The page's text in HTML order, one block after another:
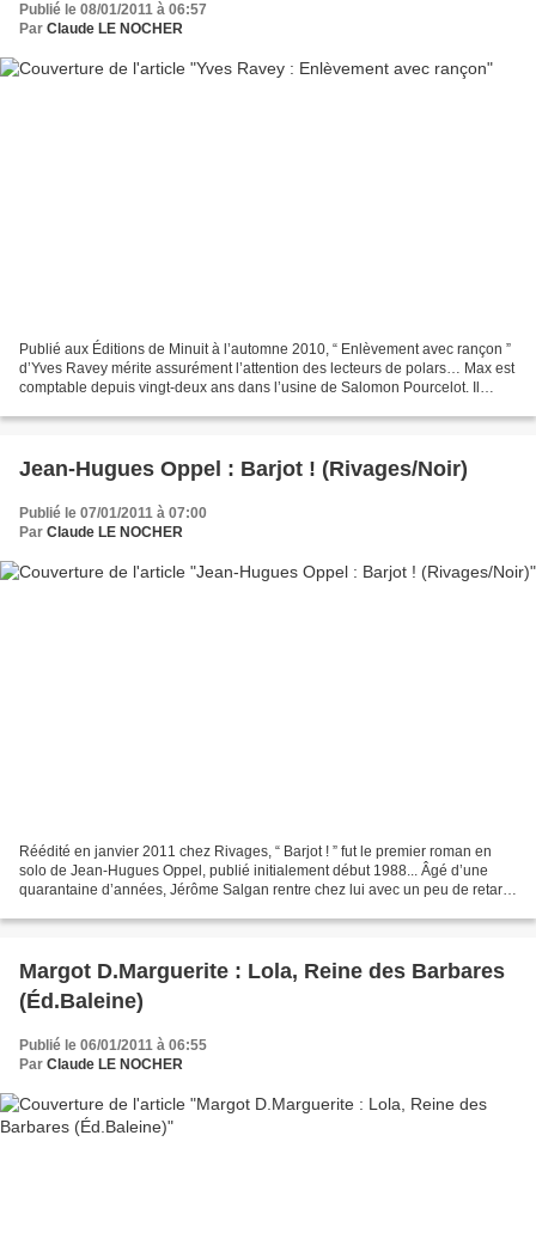
Publié le 08/01/2011 à 06:57
Par Claude LE NOCHER
Publié aux Éditions de Minuit à l’automne 2010, “ Enlèvement avec rançon ”
d’Yves Ravey mérite assurément l’attention des lecteurs de polars… Max est
comptable depuis vingt-deux ans dans l’usine de Salomon Pourcelot. Il
Jean-Hugues Oppel : Barjot ! (Rivages/Noir)
Publié le 07/01/2011 à 07:00
Par Claude LE NOCHER
Réédité en janvier 2011 chez Rivages, “ Barjot ! ” fut le premier roman en
solo de Jean-Hugues Oppel, publié initialement début 1988... Âgé d’une
quarantaine d’années, Jérôme Salgan rentre chez lui avec un peu de retard
Margot D.Marguerite : Lola, Reine des Barbares
(Éd.Baleine)
Publié le 06/01/2011 à 06:55
Par Claude LE NOCHER